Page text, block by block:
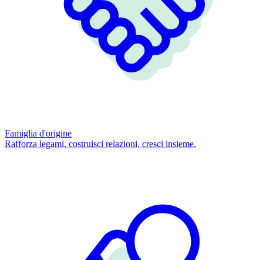
Famiglia d'origine
Rafforza legami, costruisci relazioni, cresci insieme.